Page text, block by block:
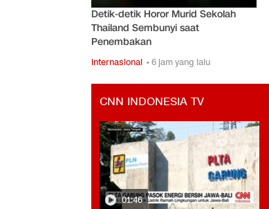
Detik-detik Horor Murid Sekolah
Thailand Sembunyi saat
Penembakan
Internasional • 6 jam yang lalu
CNN INDONESIA TV
01:46